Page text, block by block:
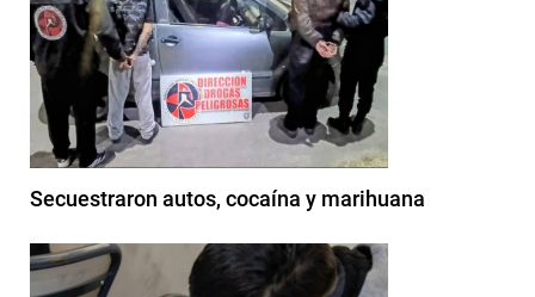
Secuestraron autos, cocaína y marihuana